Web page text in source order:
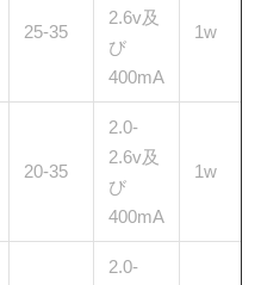
25-35
2.6v及
び
400mA
1w
20-35
2.0-
2.6v及
び
400mA
1w
2.0-